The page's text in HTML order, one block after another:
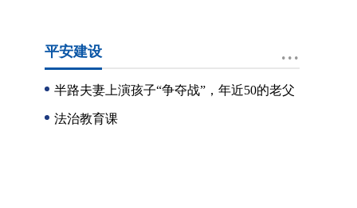
平安建设 ...
半路夫妻上演孩子“争夺战”，年近50的老父
亲为何突然“放手”了……
法治教育课